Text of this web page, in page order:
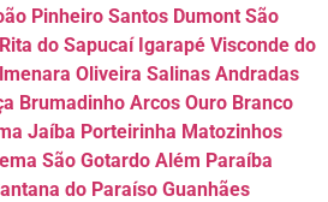
Pinheiro Santos Dumont São
do Sapucaí Igarapé Visconde do
Oliveira Salinas Andradas
Brumadinho Arcos Ouro Branco
Jaíba Porteirinha Matozinhos
São Gotardo Além Paraíba
do Paraíso Guanhães